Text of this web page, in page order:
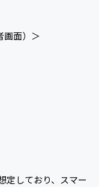
画面）＞
定しており、スマー